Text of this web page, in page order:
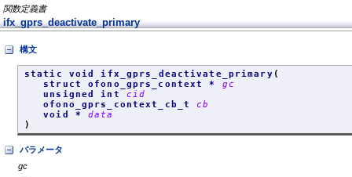
関数定義書
ifx_gprs_deactivate_primary
構文
static void ifx_gprs_deactivate_primary (
struct ofono_gprs_context * gc
unsigned int cid
ofono_gprs_context_cb_tcb
void *data
)
パラメータ
gc